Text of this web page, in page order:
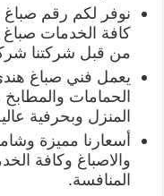
نوفر لكم رقم صباغ
كافة الخدمات
من قبل شركتنا
يعمل فني صباغ
الحمامات
المنزل وبحرفية
أسعارنا مميزة
والاصباغ وكافة
المنافسة.